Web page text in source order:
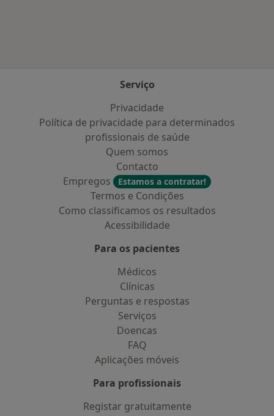
Serviço
Privacidade
Política de privacidade para determinados
profissionais de saúde
Quem somos
Contacto
Empregos
Estamos a contratar!
Termos e Condições
Como classificamos os resultados
Acessibilidade
Para os pacientes
Médicos
Clínicas
Perguntas e respostas
Serviços
Doencas
FAQ
Aplicações móveis
Para profissionais
Registar gratuitamente